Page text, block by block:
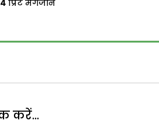
प्रिंट मैगजीन
करें...